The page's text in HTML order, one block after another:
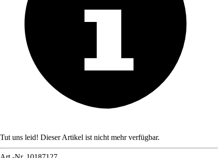
Tut uns leid! Dieser Artikel ist nicht mehr verfügbar.